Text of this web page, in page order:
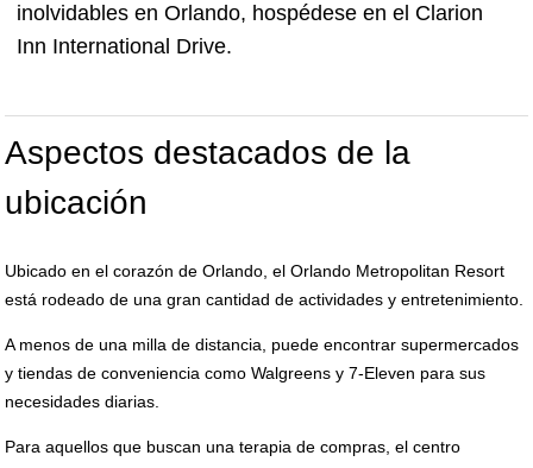
inolvidables en Orlando, hospédese en el Clarion
Inn International Drive.
Aspectos destacados de la
ubicación
Ubicado en el corazón de Orlando, el Orlando Metropolitan Resort
está rodeado de una gran cantidad de actividades y entretenimiento.
A menos de una milla de distancia, puede encontrar supermercados
y tiendas de conveniencia como Walgreens y 7-Eleven para sus
necesidades diarias.
Para aquellos que buscan una terapia de compras, el centro